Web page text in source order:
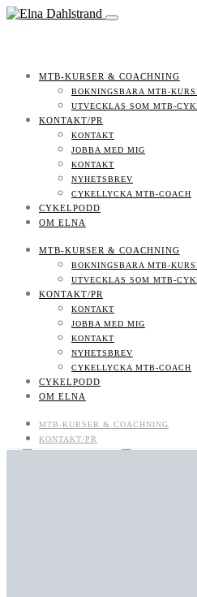
MTB-KURSER & COACHNING
BOKNINGSBARA MTB-
UTVECKLAS SOM MTB-
KONTAKT/PR
KONTAKT
JOBBA MED MIG
KONTAKT
NYHETSBREV
CYKELLYCKA MTB-COACH
CYKELPODD
OM ELNA
MTB-KURSER & COACHNING
BOKNINGSBARA MTB-
UTVECKLAS SOM MTB-
KONTAKT/PR
KONTAKT
JOBBA MED MIG
KONTAKT
NYHETSBREV
CYKELLYCKA MTB-COACH
CYKELPODD
OM ELNA
MTB-KURSER & COACHNING
KONTAKT/PR